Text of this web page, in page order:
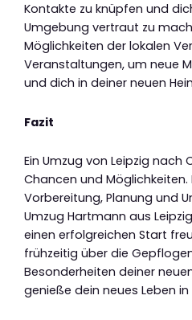
Kontakte zu knüpfen und
Umgebung vertraut zu
Möglichkeiten der lokalen
Veranstaltungen, um neue
und dich in deiner neuen
Fazit
Ein Umzug von Leipzig nach
Chancen und Möglichkeiten.
Vorbereitung, Planung und
Umzug Hartmann aus
einen erfolgreichen Start
frühzeitig über die
Besonderheiten deiner
genieße dein neues Leben in